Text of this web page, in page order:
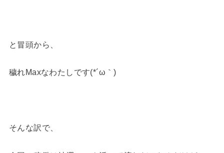
と冒頭から、
穢れMaxなわたしです(*´ω｀)
そんな訳で、